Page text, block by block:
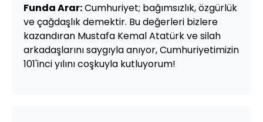
Funda Arar:Cumhuriyet; bağımsızlık, özgürlük
ve çağdaşlık demektir. Bu değerleri bizlere
kazandıran Mustafa Kemal Atatürk ve silah
arkadaşlarını saygıyla anıyor, Cumhuriyetimizin
101'inci yılını coşkuyla kutluyorum!